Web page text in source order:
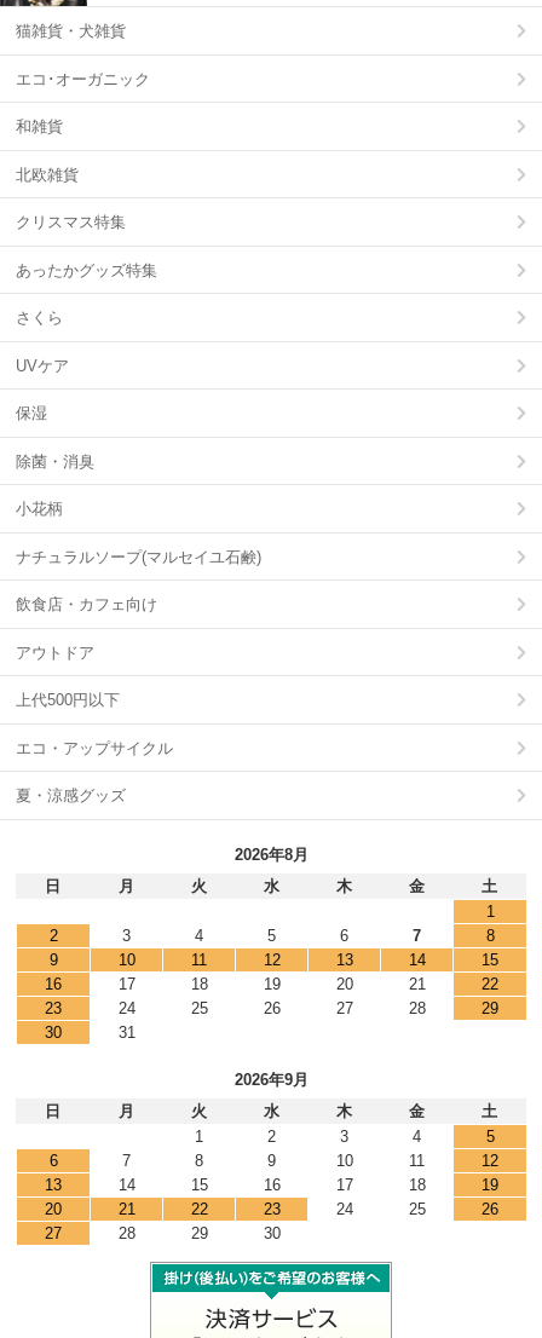
猫雑貨・犬雑貨
エコ･オーガニック
和雑貨
北欧雑貨
クリスマス特集
あったかグッズ特集
さくら
UVケア
保湿
除菌・消臭
小花柄
ナチュラルソープ(マルセイユ石鹸)
飲食店・カフェ向け
アウトドア
上代500円以下
エコ・アップサイクル
夏・涼感グッズ
2026年8月
日
月 火 水 木 金
土
1
2
3 4 5 6 7
8
9
10 11 12 13 14
15
16
17 18 19 20 21
22
23
24 25 26 27 28
29
30
31
2026年9月
日
月 火 水 木 金
土
1
2 3 4
5
6
7 8 9 10 11
12
13
14 15 16 17 18
19
20
21 22 23 24 25
26
27
28 29 30